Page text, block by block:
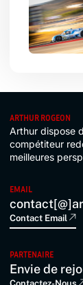
ARTHUR ROGEON
Arthur dispose
compétiteur
meilleures
EMAIL
Contact Email
PARTENAIRE
Envie de